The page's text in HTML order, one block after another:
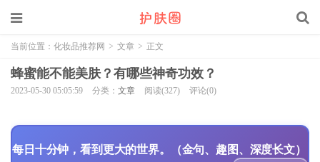
当前位置： 化妆品推荐网 > 文章 > 正文
蜂蜜能不能美肤？有哪些神奇功效？
2023-05-30 05:05:59 分类： 文章 阅读(327) 评论(0)
每日十分钟，看到更大的世界。（金句、趣图、深度长文）